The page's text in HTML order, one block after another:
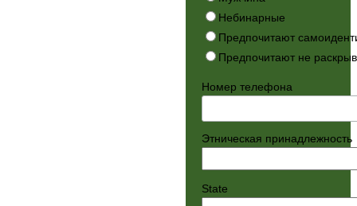
Небинарные
Предпочитают
Предпочитают не
Номер телефона
Этническая принадлежность
State